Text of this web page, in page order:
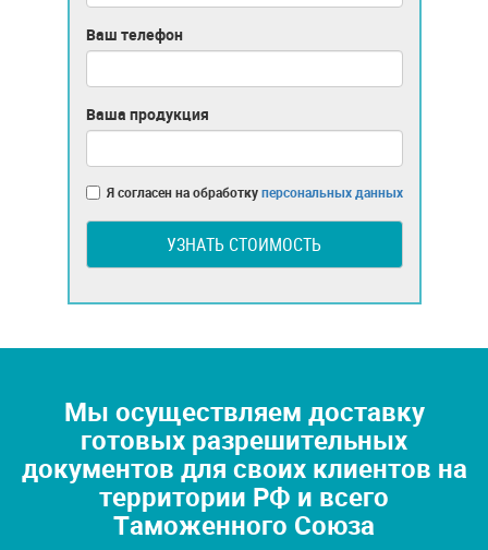
Ваш телефон
Ваша продукция
Я согласен на обработкуперсональных данных
УЗНАТЬ СТОИМОСТЬ
Мы осуществляем доставку
готовых разрешительных
документов для своих клиентов на
территории РФ и всего
Таможенного Союза